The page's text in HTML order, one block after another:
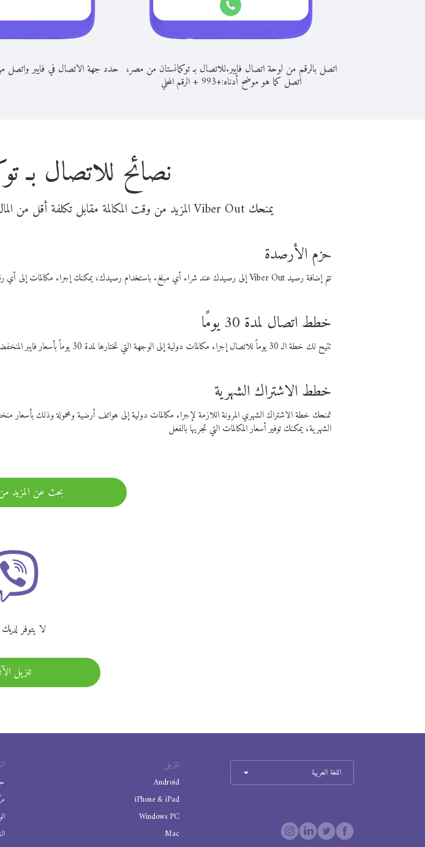
اتصل بالرقم من لوحة اتصال فايبر.للاتصال بـ توكمانستان من مصر،
اتصل كما هو موضح أدناه:+
993
+الرقم المحلي
حدد جهة الاتصال في فايبر واتصل
نصائح للاتصال بـ
يمنحك Viber Out المزيد من وقت المكالمة مقابل تكلفة أقل من المال. اختر من أحد خيارات الاتصال المرنة ذات السعر المنخفض:
حزم الأرصدة
تتم إضافة رصيد Viber Out إلى رصيدك عند شراء أي مبلغ. باستخدام رصيدك، يمكنك إجراء مكالمات إلى أي رقم في العالم بأسعار فايبر المنخفضة.
خطط اتصال لمدة 30 يومًا
تتيح لك خطة الـ 30 يوماً للاتصال إجراء مكالمات دولية إلى الوجهة التي تختارها لمدة 30 يوماً بأسعار فايبر المنخفضة.
خطط الاشتراك الشهرية
تمنحك خطة الاشتراك الشهري المرونة اللازمة لإجراء مكالمات دولية إلى هواتف أرضية ومحمولة وذلك
الشهرية، يمكنك توفير أسعار المكالمات التي تجريها بالفعل
بحث عن المزيد
لا يتوفر لديك
تنزيل
تنزيل
Android
iPhone & iPad
Windows PC
Mac
اللغة العربية